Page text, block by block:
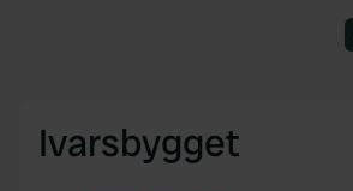
Ivarsbygget